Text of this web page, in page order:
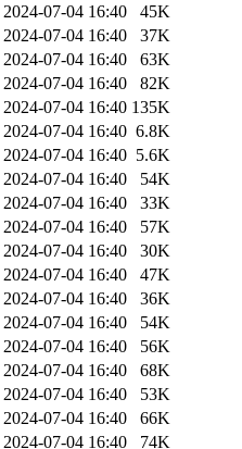
2024-07-04 16:40
45K
2024-07-04 16:40
37K
2024-07-04 16:40
63K
2024-07-04 16:40
82K
2024-07-04 16:40 135K
2024-07-04 16:40 6.8K
2024-07-04 16:40 5.6K
2024-07-04 16:40
54K
2024-07-04 16:40
33K
2024-07-04 16:40
57K
2024-07-04 16:40
30K
2024-07-04 16:40
47K
2024-07-04 16:40
36K
2024-07-04 16:40
54K
2024-07-04 16:40
56K
2024-07-04 16:40
68K
2024-07-04 16:40
53K
2024-07-04 16:40
66K
2024-07-04 16:40 74K